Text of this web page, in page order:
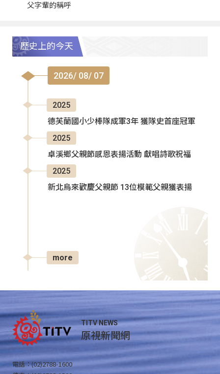
父字輩的稱呼
歷史上的今天
2026/ 08/ 07
2025
德芙蘭國小少棒隊成軍3年 獲隊史首座冠軍
2025
卓溪鄉父親節感恩表揚活動 獻唱詩歌祝福
2025
新北烏來歡慶父親節 13位模範父親獲表揚
more
TITV NEWS
原視新聞網
電話：(02)2788-1600